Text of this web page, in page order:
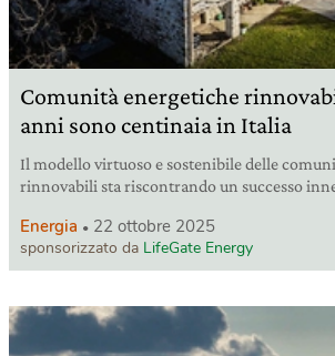
Comunità energetiche
anni sono centinaia in Italia
Il modello virtuoso e sostenibile delle
rinnovabili sta riscontrando un successo
Energia 22 ottobre 2025
sponsorizzato da LifeGate Energy